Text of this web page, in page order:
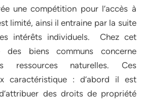
une compétition pour l’accès à
limité, ainsi il entraine par la suite
intérêts individuels. Chez cet
des biens communs concerne
ressources naturelles. Ces
caractéristique : d’abord il est
des droits de propriété